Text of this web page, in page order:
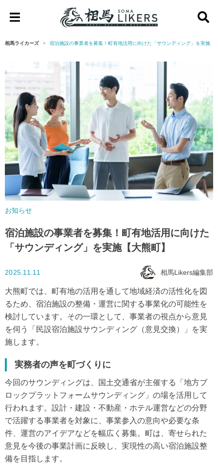
馬
イ
ー
ズ
相馬ライカーズ 宿泊施設の事業者を募集！町有地活用に向けた「サウンディング」を実施【
お知らせ
宿泊施設の事業者を募集！町有地活用に向けた
「サウンディング」を実施【大熊町】
2025.11.11 相馬Likers編集部
大熊町では、町有地の活用を通して地域経済の活性化を図
るため、宿泊施設の整備・運営に関する事業化の可能性を
検討しています。その一環として、事業者の視点から意見
を伺う「民設宿泊施設サウンディング（意見交換）」を実
施します。
実務者の声を町づくりに
今回のサウンディングは、国土交通省が主催する「地方ブ
ロックプラットフォームサウンディング」の場を活用して
行われます。設計・建設・不動産・ホテル運営などの分野
で活躍する事業者を対象に、事業参入の意向や必要な条
件、運営のアイデアなどを幅広く募集。町は、寄せられた
意見を今後の事業計画に反映し、実現性の高い宿泊施設整
備を目指します。